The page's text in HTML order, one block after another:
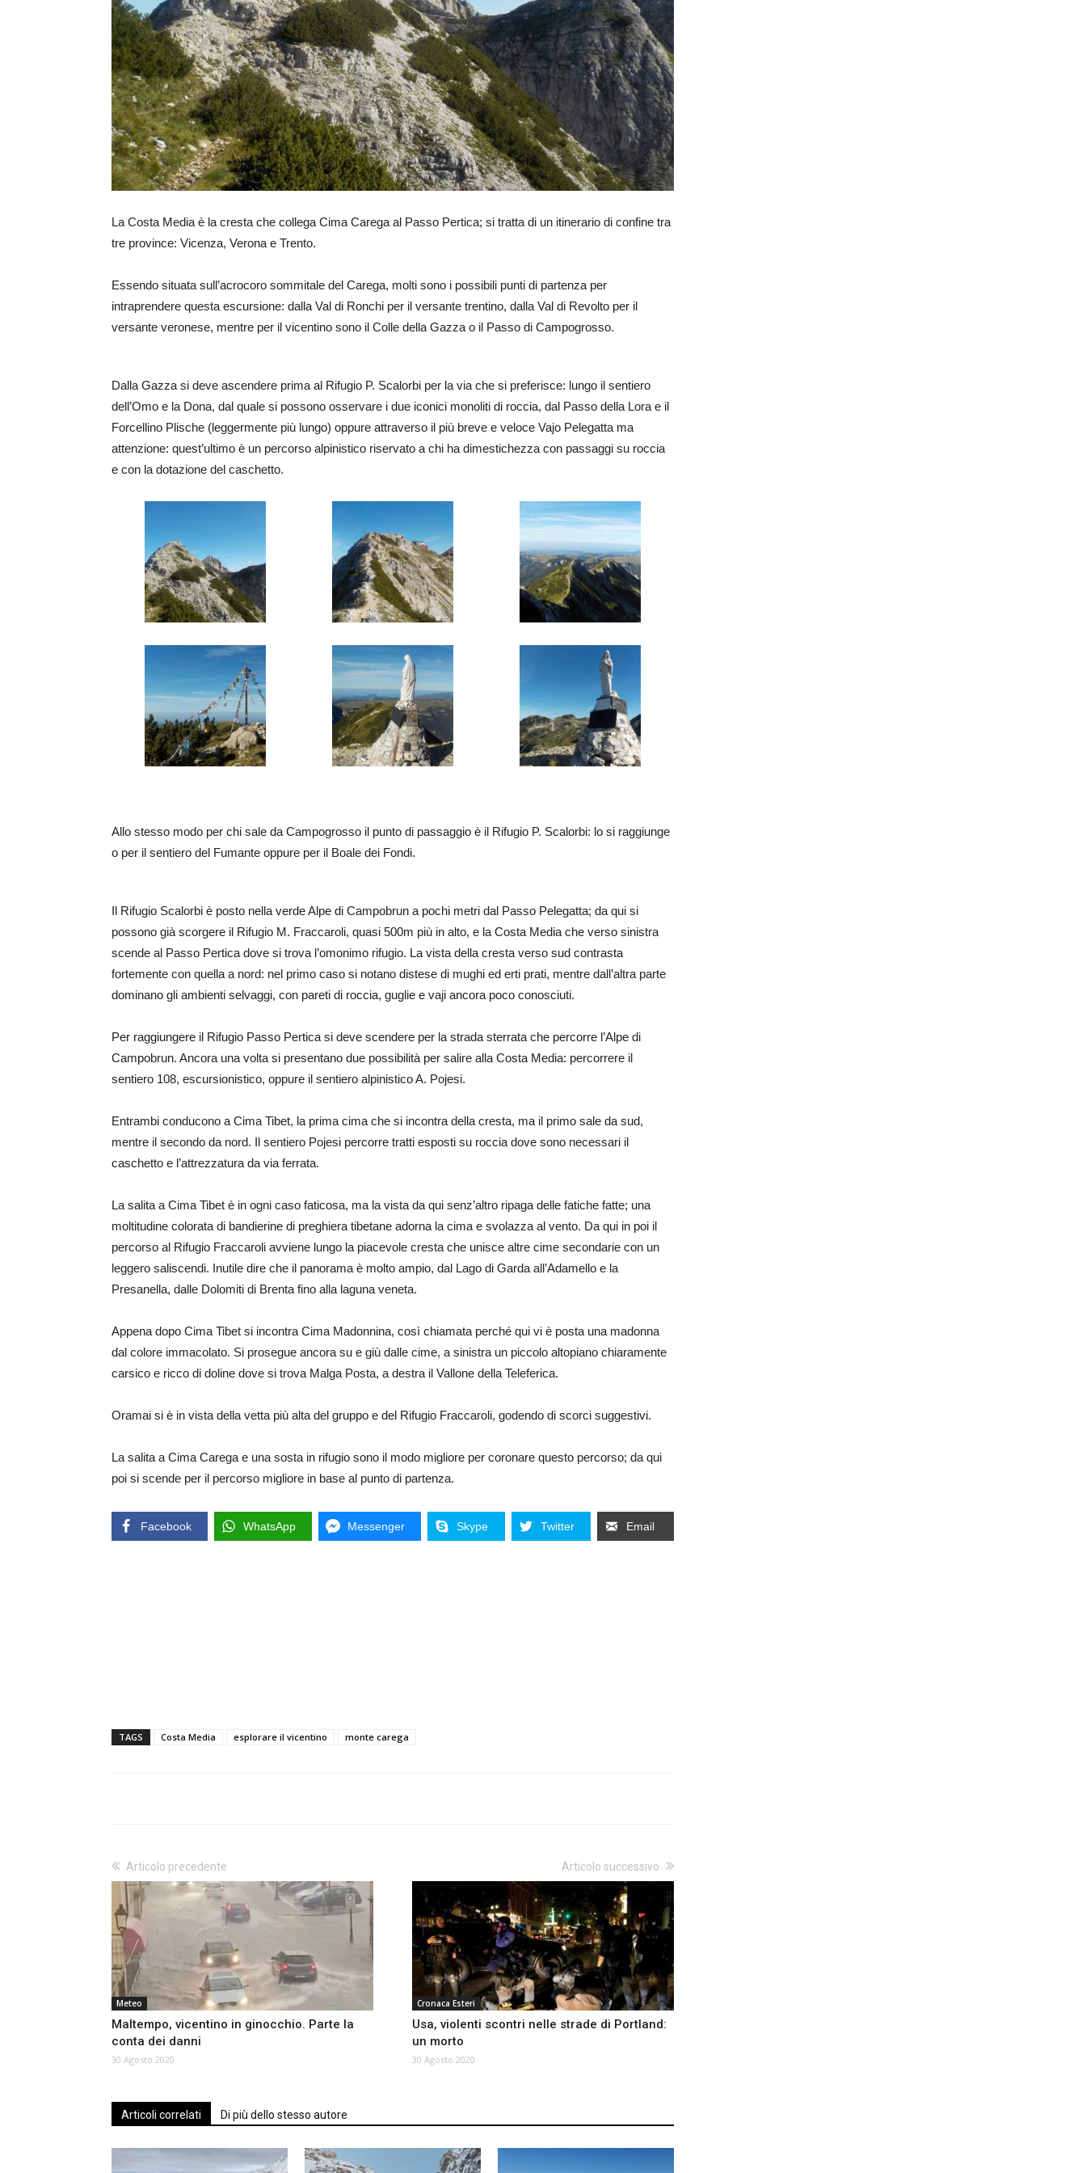
La Costa Media è la cresta che collega Cima Carega al Passo Pertica; si tratta di un itinerario di confine tra
tre province: Vicenza, Verona e Trento.
Essendo situata sull’acrocoro sommitale del Carega, molti sono i possibili punti di partenza per
intraprendere questa escursione: dalla Val di Ronchi per il versante trentino, dalla Val di Revolto per il
versante veronese, mentre per il vicentino sono il Colle della Gazza o il Passo di Campogrosso.
Dalla Gazza si deve ascendere prima al Rifugio P. Scalorbi per la via che si preferisce: lungo il sentiero
dell’Omo e la Dona, dal quale si possono osservare i due iconici monoliti di roccia, dal Passo della Lora e il
Forcellino Plische (leggermente più lungo) oppure attraverso il più breve e veloce Vajo Pelegatta ma
attenzione: quest’ultimo è un percorso alpinistico riservato a chi ha dimestichezza con passaggi su roccia
e con la dotazione del caschetto.
Allo stesso modo per chi sale da Campogrosso il punto di passaggio è il Rifugio P. Scalorbi: lo si raggiunge
o per il sentiero del Fumante oppure per il Boale dei Fondi.
Il Rifugio Scalorbi è posto nella verde Alpe di Campobrun a pochi metri dal Passo Pelegatta; da qui si
possono già scorgere il Rifugio M. Fraccaroli, quasi 500m più in alto, e la Costa Media che verso sinistra
scende al Passo Pertica dove si trova l’omonimo rifugio. La vista della cresta verso sud contrasta
fortemente con quella a nord: nel primo caso si notano distese di mughi ed erti prati, mentre dall’altra parte
dominano gli ambienti selvaggi, con pareti di roccia, guglie e vaji ancora poco conosciuti.
Per raggiungere il Rifugio Passo Pertica si deve scendere per la strada sterrata che percorre l’Alpe di
Campobrun. Ancora una volta si presentano due possibilità per salire alla Costa Media: percorrere il
sentiero 108, escursionistico, oppure il sentiero alpinistico A. Pojesi.
Entrambi conducono a Cima Tibet, la prima cima che si incontra della cresta, ma il primo sale da sud,
mentre il secondo da nord. Il sentiero Pojesi percorre tratti esposti su roccia dove sono necessari il
caschetto e l’attrezzatura da via ferrata.
La salita a Cima Tibet è in ogni caso faticosa, ma la vista da qui senz’altro ripaga delle fatiche fatte; una
moltitudine colorata di bandierine di preghiera tibetane adorna la cima e svolazza al vento. Da qui in poi il
percorso al Rifugio Fraccaroli avviene lungo la piacevole cresta che unisce altre cime secondarie con un
leggero saliscendi. Inutile dire che il panorama è molto ampio, dal Lago di Garda all’Adamello e la
Presanella, dalle Dolomiti di Brenta fino alla laguna veneta.
Appena dopo Cima Tibet si incontra Cima Madonnina, così chiamata perché qui vi è posta una madonna
dal colore immacolato. Si prosegue ancora su e giù dalle cime, a sinistra un piccolo altopiano chiaramente
carsico e ricco di doline dove si trova Malga Posta, a destra il Vallone della Teleferica.
Oramai si è in vista della vetta più alta del gruppo e del Rifugio Fraccaroli, godendo di scorci suggestivi.
La salita a Cima Carega e una sosta in rifugio sono il modo migliore per coronare questo percorso; da qui
poi si scende per il percorso migliore in base al punto di partenza.
Facebook WhatsApp Messenger Skype Twitter Email
TAGS Costa Media esplorare il vicentino monte carega
Articolo precedente
Meteo
Maltempo, vicentino in ginocchio. Parte la
conta dei danni
30 Agosto 2020
Articolo successivo
Cronaca Esteri
Usa, violenti scontri nelle strade di Portland:
un morto
30 Agosto 2020
Articoli correlati Di più dello stesso autore